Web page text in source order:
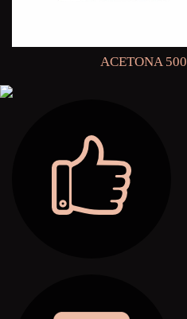
ACETONA